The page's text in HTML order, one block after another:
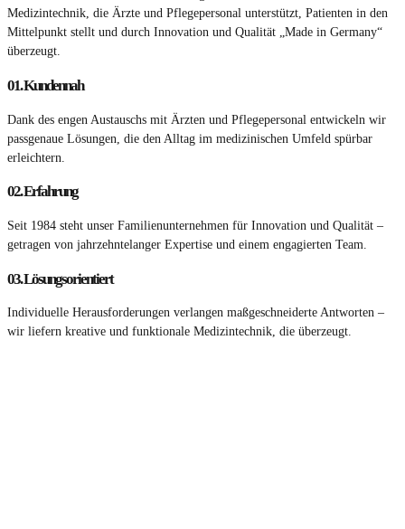
Medizintechnik, die Ärzte und Pflegepersonal unterstützt, Patienten in den
Mittelpunkt stellt und durch Innovation und Qualität „Made in Germany“
überzeugt.
01.Kundennah
Dank des engen Austauschs mit Ärzten und Pflegepersonal entwickeln wir
passgenaue Lösungen, die den Alltag im medizinischen Umfeld spürbar
erleichtern.
02.Erfahrung
Seit 1984 steht unser Familienunternehmen für Innovation und Qualität –
getragen von jahrzehntelanger Expertise und einem engagierten Team.
03.Lösungsorientiert
Individuelle Herausforderungen verlangen maßgeschneiderte Antworten –
wir liefern kreative und funktionale Medizintechnik, die überzeugt.